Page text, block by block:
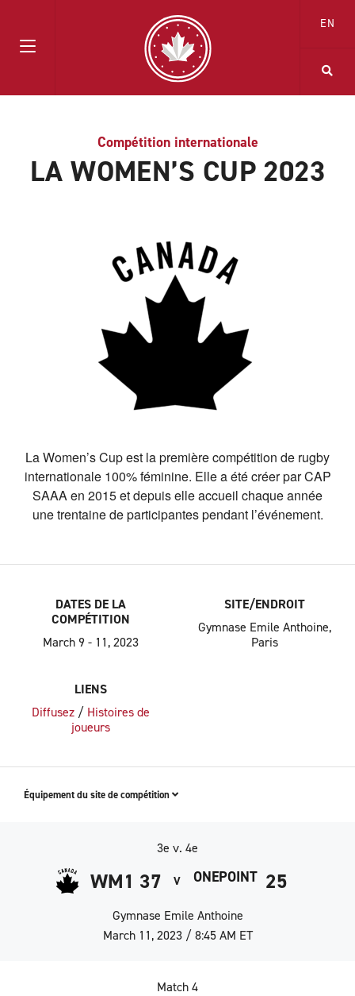
EN
Compétition internationale
LA WOMEN’S CUP 2023
La Women’s Cup est la première compétition de rugby
internationale 100% féminine. Elle a été créer par CAP
SAAA en 2015 et depuis elle accueil chaque année
une trentaine de participantes pendant l’événement.
DATES DE LA
COMPÉTITION
March 9 - 11, 2023
SITE/ENDROIT
Gymnase Emile Anthoine,
Paris
LIENS
Diffusez / Histoires de
joueurs
Équipement du site de compétition
3e v. 4e
WM1 37 V ONEPOINT 25
Gymnase Emile Anthoine
March 11, 2023 / 8:45 AM ET
Match 4